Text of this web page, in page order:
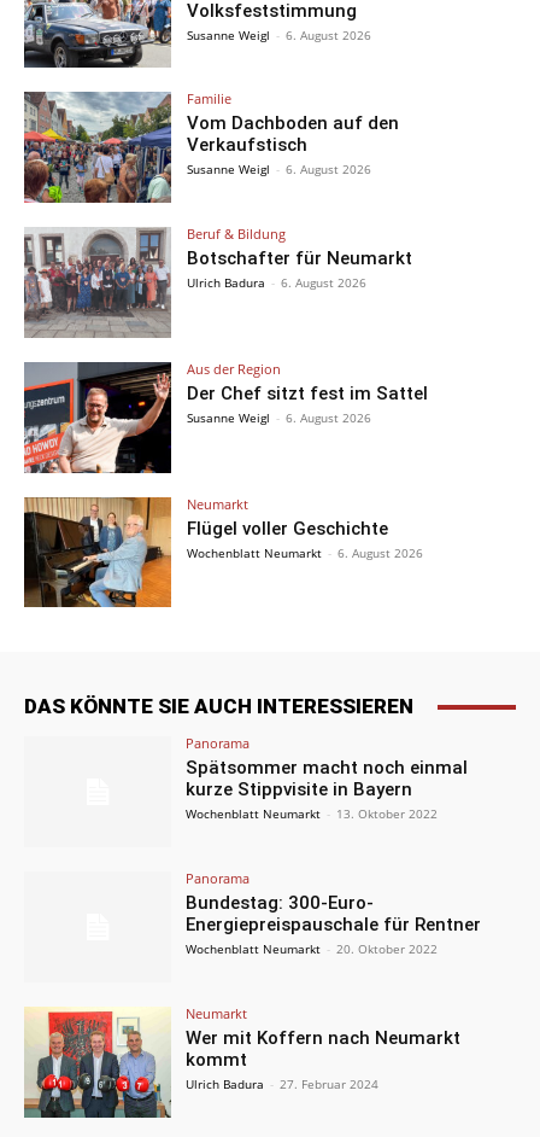
Volksfeststimmung
Susanne Weigl - 6. August 2026
Familie
Vom Dachboden auf den
Verkaufstisch
Susanne Weigl - 6. August 2026
Beruf & Bildung
Botschafter für Neumarkt
Ulrich Badura - 6. August 2026
Aus der Region
Der Chef sitzt fest im Sattel
Susanne Weigl - 6. August 2026
Neumarkt
Flügel voller Geschichte
Wochenblatt Neumarkt - 6. August 2026
DAS KÖNNTE SIE AUCH INTERESSIEREN
Panorama
Spätsommer macht noch einmal
kurze Stippvisite in Bayern
Wochenblatt Neumarkt - 13. Oktober 2022
Panorama
Bundestag: 300-Euro-
Energiepreispauschale für Rentner
Wochenblatt Neumarkt - 20. Oktober 2022
Neumarkt
Wer mit Koffern nach Neumarkt
kommt
Ulrich Badura - 27. Februar 2024